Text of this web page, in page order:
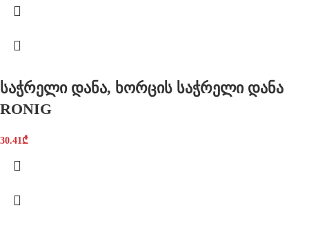
საჭრელი დანა, ხორცის საჭრელი დანა
RONIG
30.41 ₾